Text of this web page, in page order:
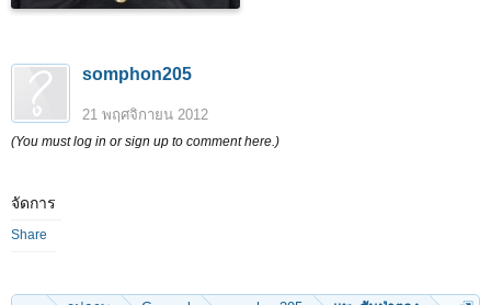
somphon205
21 พฤศจิกายน 2012
(You must log in or sign up to comment here.)
จัดการ
Share